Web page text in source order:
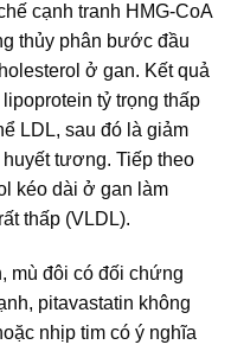
cạnh tranh HMG-CoA
thủy phân bước đầu
ở gan. Kết quả
tỷ trọng thấp
LDL, sau đó là giảm
tương. Tiếp theo
kéo dài ở gan làm
thấp (VLDL).
mù đôi có đối chứng
pitavastatin không
nhịp tim có ý nghĩa